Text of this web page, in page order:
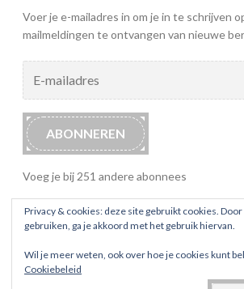
Voer je e-mailadres in om je in te schrijven
mailmeldingen te ontvangen van nieuwe
mailadres
ABONNEREN
Voeg je bij 251 andere abonnees
ONDERSTEUND DOOR
Privacy & cookies: deze site gebruikt cookies.
gebruiken, ga je akkoord met het gebruik hiervan.
Wil je meer weten, ook over hoe je cookies kunt
Cookiebeleid